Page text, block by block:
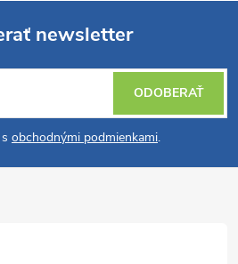
newsletter
obchodnými podmienkami.
ODOBERAŤ